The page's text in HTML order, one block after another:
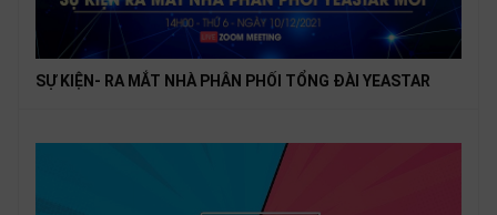
SỰ KIỆN- RA MẮT NHÀ PHÂN PHỐI TỔNG ĐÀI YEASTAR